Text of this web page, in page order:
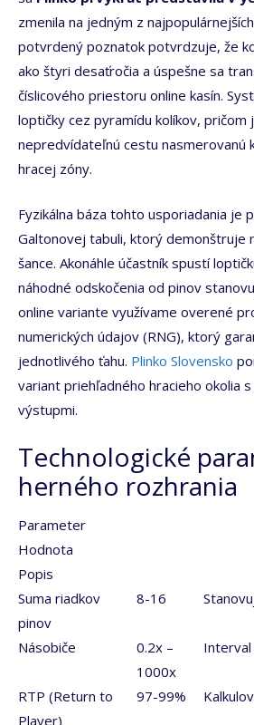
zmenila na jedným z
potvrdený poznatok potvrdzuje, že
ako štyri desaťročia a úspešne sa
číslicového priestoru online kasín.
loptičky cez pyramídu kolíkov,
nepredvídateľnú cestu nasmerovanú
hracej zóny.
Fyzikálna báza tohto usporiadania je
Galtonovej tabuli, ktorý demonštruje
šance. Akonáhle účastník spustí
náhodné odskočenia od pinov
online variante využívame overené
numerických údajov (RNG), ktorý
jednotlivého ťahu. Plinko Slovensko
variant priehľadného hracieho okolia
výstupmi.
Technologické
herného rozhrania
Parameter
Hodnota
Popis
Suma riadkov
pinov
8-16
Násobiče
0.2x –
1000x
Interval
RTP (Return to
Player)
97-99%